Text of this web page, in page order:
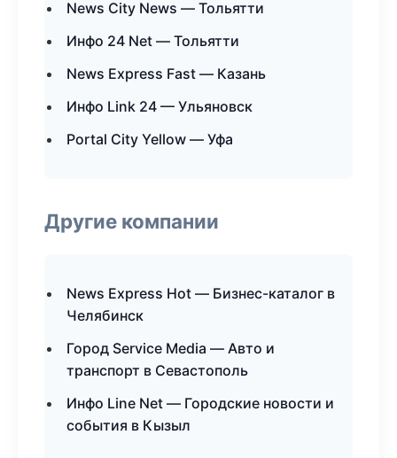
News City News — Тольятти
Инфо 24 Net — Тольятти
News Express Fast — Казань
Инфо Link 24 — Ульяновск
Portal City Yellow — Уфа
Другие компании
News Express Hot — Бизнес-каталог в
Челябинск
Город Service Media — Авто и
транспорт в Севастополь
Инфо Line Net — Городские новости и
события в Кызыл